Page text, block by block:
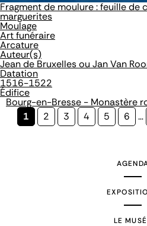
Fragment de moulure : feuille de
marguerites
Moulage
Art funéraire
Arcature
Auteur(s)
Jean de Bruxelles ou Jan Van
Datation
1516-1522
Édifice
Bourg-en-Bresse - Monastère
Page
1 Page
2 Page
3 Page
4 Page
5 Page
6 …
LE